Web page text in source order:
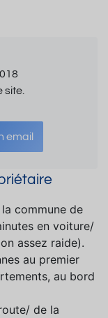
site.
email
commune de
en voiture/
assez raide).
au premier
au bord
de la